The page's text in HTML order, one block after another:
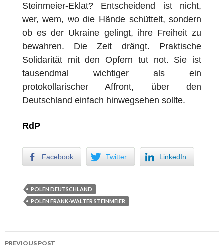
Steinmeier-Eklat? Entscheidend ist nicht,
wer, wem, wo die Hände schüttelt, sondern
ob es der Ukraine gelingt, ihre Freiheit zu
bewahren. Die Zeit drängt. Praktische
Solidarität mit den Opfern tut not. Sie ist
tausendmal wichtiger als ein
protokollarischer Affront, über den
Deutschland einfach hinwegsehen sollte.
RdP
Facebook Twitter LinkedIn
POLEN DEUTSCHLAND
POLEN FRANK-WALTER STEINMEIER
PREVIOUS POST